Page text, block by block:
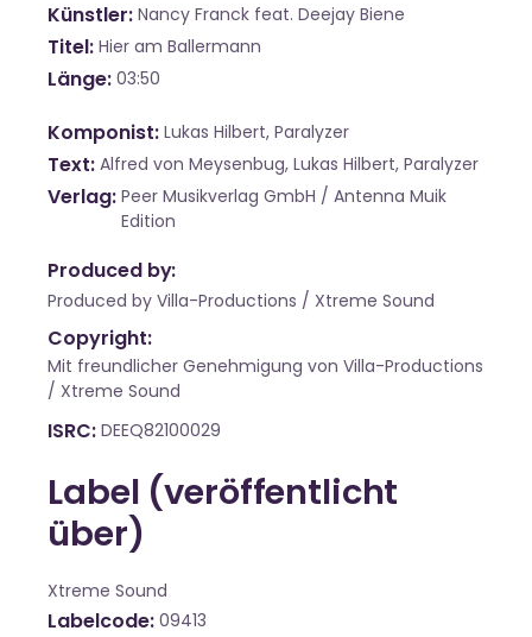
Künstler Nancy Franck feat. Deejay Biene
Titel Hier am Ballermann
Länge 03:50
Komponist Lukas Hilbert, Paralyzer
Text Alfred von Meysenbug, Lukas Hilbert, Paralyzer
Verlag Peer Musikverlag GmbH / Antenna Muik
Edition
Produced by:
Produced by Villa-Productions / Xtreme Sound
Copyright:
Mit freundlicher Genehmigung von Villa-Productions
/ Xtreme Sound
ISRC DEEQ82100029
Label (veröffentlicht
über)
Xtreme Sound
Labelcode 09413